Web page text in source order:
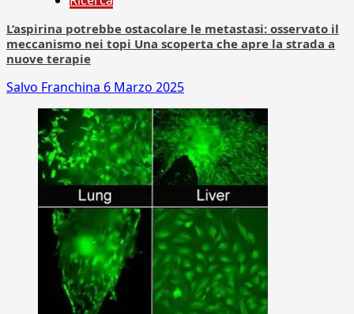
L’aspirina potrebbe ostacolare le metastasi: osservato il
meccanismo nei topi Una scoperta che apre la strada a
nuove terapie
Salvo Franchina 6 Marzo 2025